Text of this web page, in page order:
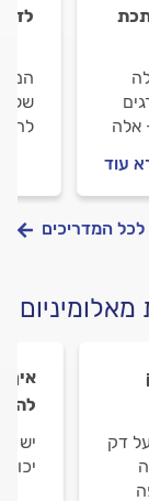
אלה
–
מה
עוד
של
לכל המדריכים
על דק
איך
יש